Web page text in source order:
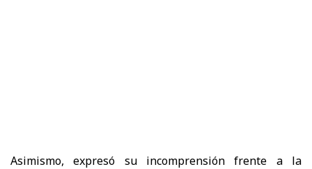
Asimismo, expresó su incomprensión frente a la